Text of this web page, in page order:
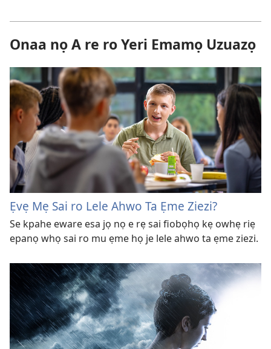
Onaa nọ A re ro Yeri Emamọ Uzuazọ
Ẹvẹ Mẹ Sai ro Lele Ahwo Ta Ẹme Ziezi?
Se kpahe eware esa jọ nọ e rẹ sai fiobọhọ kẹ owhẹ riẹ
epanọ whọ sai ro mu ẹme họ je lele ahwo ta ẹme ziezi.